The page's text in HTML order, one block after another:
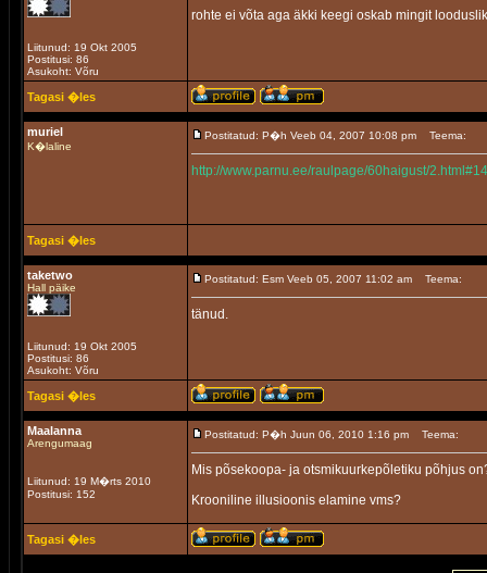
Liitunud: 19 Okt 2005
Postitusi: 86
Asukoht: Võru
rohte ei võta aga äkki keegi oskab mingit
Tagasi �les
muriel
K�laline
Postitatud: P�h Veeb 04, 2007 10:08 pm Teema:
http://www.parnu.ee/raulpage/60haigust/2.html#14
Tagasi �les
taketwo
Hall päike
Liitunud: 19 Okt 2005
Postitusi: 86
Asukoht: Võru
Postitatud: Esm Veeb 05, 2007 11:02 am Teema:
tänud.
Tagasi �les
Maalanna
Arengumaag
Liitunud: 19 M�rts 2010
Postitusi: 152
Postitatud: P�h Juun 06, 2010 1:16 pm Teema:
Mis põsekoopa- ja otsmikuurkepõletiku põhjus
Krooniline illusioonis elamine vms?
Tagasi �les